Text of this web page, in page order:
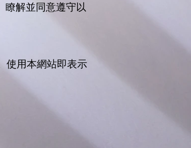
瞭解並同意遵守以
使用本網站即表示